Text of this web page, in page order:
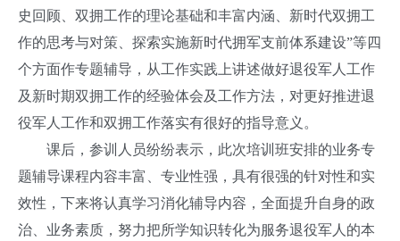
史回顾、双拥工作的理论基础和丰富内涵、新时代双拥工
作的思考与对策、探索实施新时代拥军支前体系建设”等四
个方面作专题辅导，从工作实践上讲述做好退役军人工作
及新时期双拥工作的经验体会及工作方法，对更好推进退
役军人工作和双拥工作落实有很好的指导意义。
课后，参训人员纷纷表示，此次培训班安排的业务专
题辅导课程内容丰富、专业性强，具有很强的针对性和实
效性，下来将认真学习消化辅导内容，全面提升自身的政
治、业务素质，努力把所学知识转化为服务退役军人的本